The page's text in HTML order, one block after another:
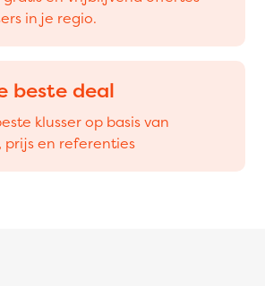
in je regio.
beste deal
klusser op basis van
prijs en referenties